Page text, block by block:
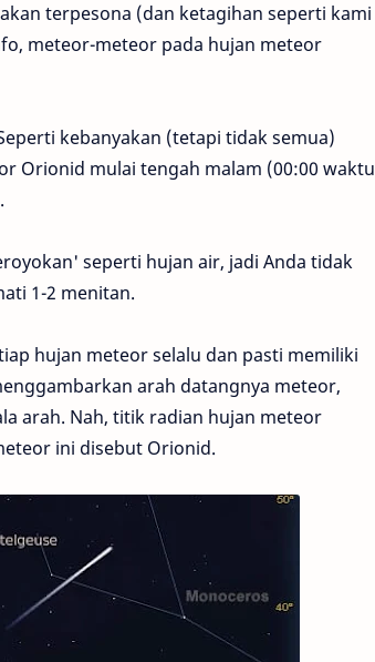
terpesona (dan ketagihan seperti kami
meteor-meteor pada hujan meteor
kebanyakan (tetapi tidak semua)
Orionid mulai tengah malam (00:00 waktu
seperti hujan air, jadi Anda tidak
1-2 menitan.
hujan meteor selalu dan pasti memiliki
arah datangnya meteor,
arah. Nah, titik radian hujan meteor
ini disebut Orionid.